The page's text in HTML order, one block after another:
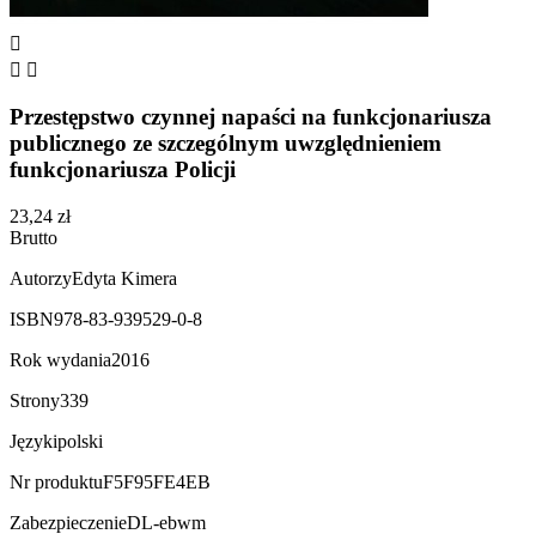

 
Przestępstwo czynnej napaści na funkcjonariusza
publicznego ze szczególnym uwzględnieniem
funkcjonariusza Policji
23,24 zł
Brutto
AutorzyEdyta Kimera
ISBN978-83-939529-0-8
Rok wydania2016
Strony339
Językipolski
Nr produktuF5F95FE4EB
ZabezpieczenieDL-ebwm